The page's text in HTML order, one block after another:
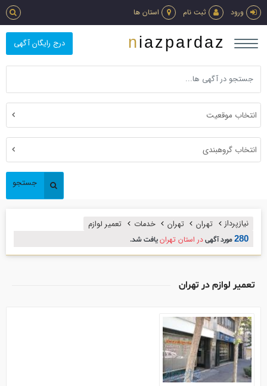
ورود ثبت نام استان ها
درج رایگان آگهی niazpardaz
انتخاب موقعیت
انتخاب گروهبندی
جستجو
نیازپرداز تهران تهران خدمات تعمير لوازم
280مورد آگهیدر استان تهرانیافت شد.
تعمير لوازم در تهران